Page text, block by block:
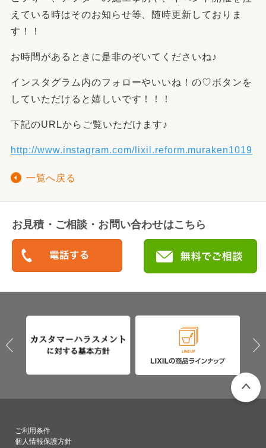
えている時はそのお知らせ等、随時更新しておりま
す！！
お時間があるときに是非のぞいてくださいね♪
インスタグラム内のフォローやいいね！の♡ボタンを
していただけると嬉しいです！！！
下記のURLからご覧いただけます♪
http://www.instagram.com/lixil.reform.muraken1019
一覧へ戻る
お見積・ご相談・お問い合わせはこちら
ご利用条件
個人情報保護方針